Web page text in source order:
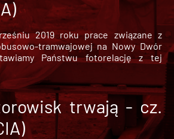
2019 roku prace związane z
tramwajowej na Nowy Dwór
Państwu fotorelację z tej
trwają - cz.